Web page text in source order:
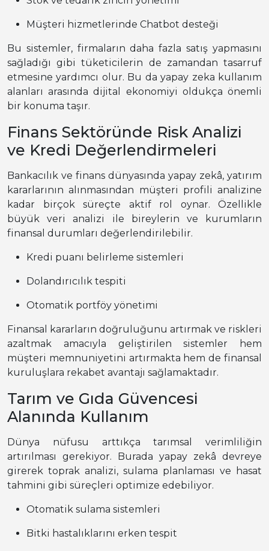
Müşteri hizmetlerinde Chatbot desteği
Bu sistemler, firmaların daha fazla satış yapmasını
sağladığı gibi tüketicilerin de zamandan tasarruf
etmesine yardımcı olur. Bu da yapay zeka kullanım
alanları arasında dijital ekonomiyi oldukça önemli
bir konuma taşır.
Finans Sektöründe Risk Analizi
ve Kredi Değerlendirmeleri
Bankacılık ve finans dünyasında yapay zekâ, yatırım
kararlarının alınmasından müşteri profili analizine
kadar birçok süreçte aktif rol oynar. Özellikle
büyük veri analizi ile bireylerin ve kurumların
finansal durumları değerlendirilebilir.
Kredi puanı belirleme sistemleri
Dolandırıcılık tespiti
Otomatik portföy yönetimi
Finansal kararların doğruluğunu artırmak ve riskleri
azaltmak amacıyla geliştirilen sistemler hem
müşteri memnuniyetini artırmakta hem de finansal
kuruluşlara rekabet avantajı sağlamaktadır.
Tarım ve Gıda Güvencesi
Alanında Kullanım
Dünya nüfusu arttıkça tarımsal verimliliğin
artırılması gerekiyor. Burada yapay zekâ devreye
girerek toprak analizi, sulama planlaması ve hasat
tahmini gibi süreçleri optimize edebiliyor.
Otomatik sulama sistemleri
Bitki hastalıklarını erken tespit